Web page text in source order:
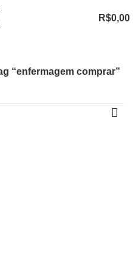
R$0,00
“enfermagem comprar”